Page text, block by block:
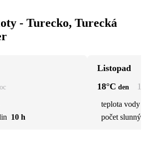
- Turecko, Turecká
10 h
Listopad
18°C den
teplota vody
počet